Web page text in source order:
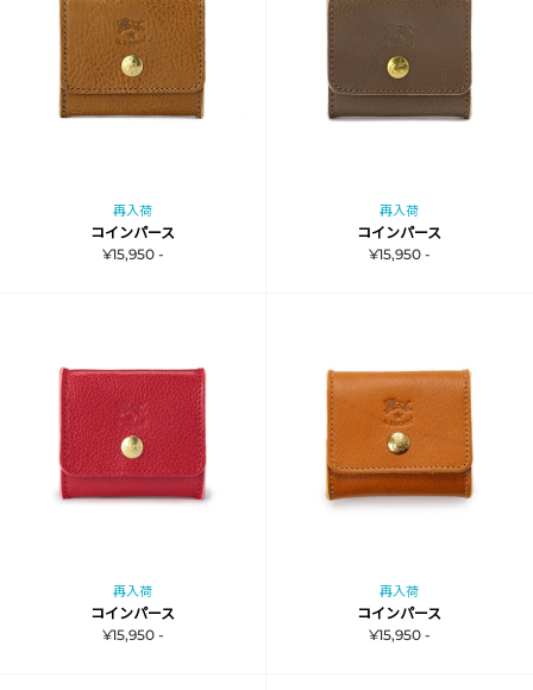
再入荷
コインパース
¥15,950 -
再入荷
コインパース
¥15,950 -
再入荷
コインパース
¥15,950 -
再入荷
コインパース
¥15,950 -